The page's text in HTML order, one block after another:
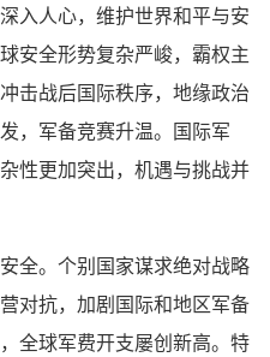
入人心，维护世界和平与安
安全形势复杂严峻，霸权主
击战后国际秩序，地缘政治
，军备竞赛升温。国际军
性更加突出，机遇与挑战并
全。个别国家谋求绝对战略
对抗，加剧国际和地区军备
全球军费开支屡创新高。特